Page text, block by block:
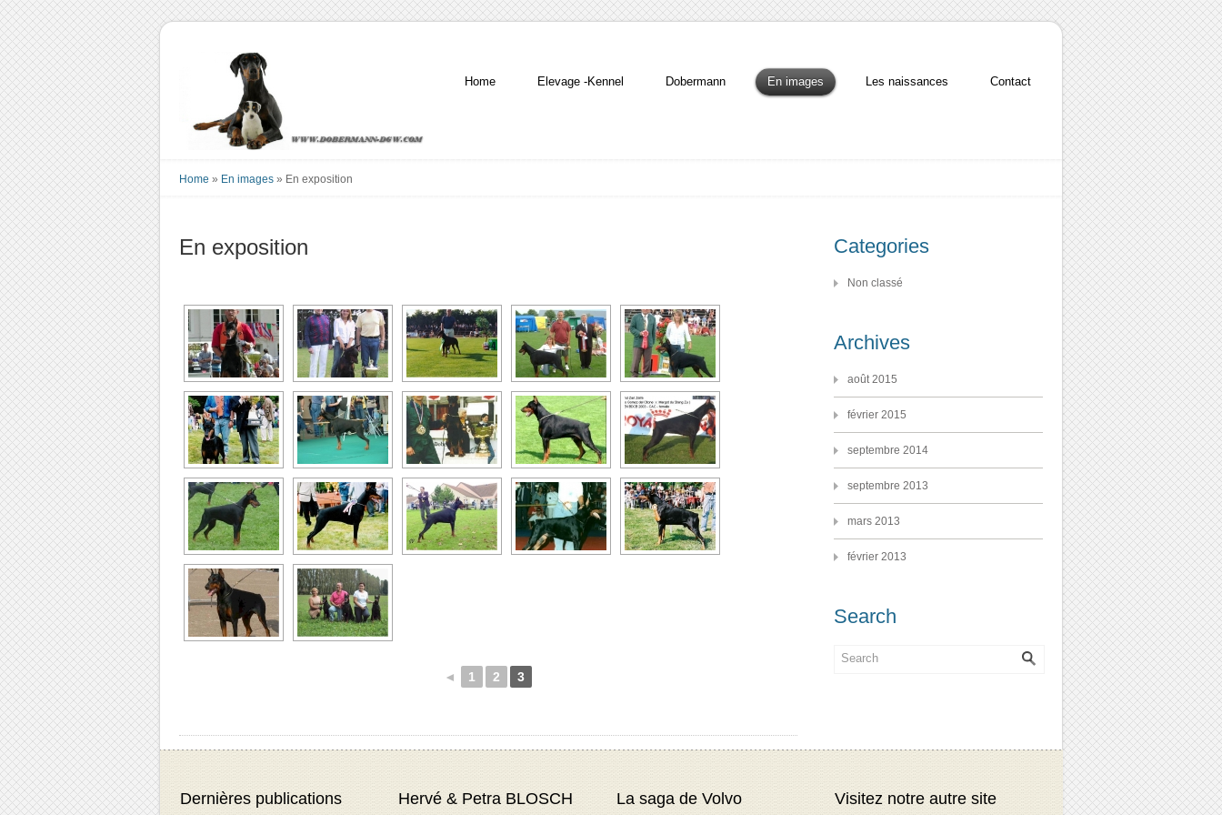
Home Elevage -Kennel Dobermann En images Les naissances Contact
Home » En images » En exposition
En exposition
◄ 1 2 3
Categories
Non classé
Archives
août 2015
février 2015
septembre 2014
septembre 2013
mars 2013
février 2013
Search
Dernières publications Hervé & Petra BLOSCH La saga de Volvo Visitez notre autre site